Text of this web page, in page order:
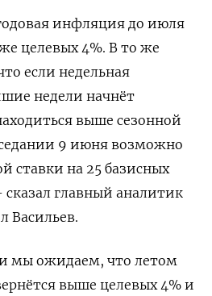
инфляция до июля
целевых 4%. В то же
если недельная
недели начнёт
выше сезонной
9 июня возможно
ставки на 25 базисных
сказал главный аналитик
Васильев.
мы ожидаем, что летом
выше целевых 4% и